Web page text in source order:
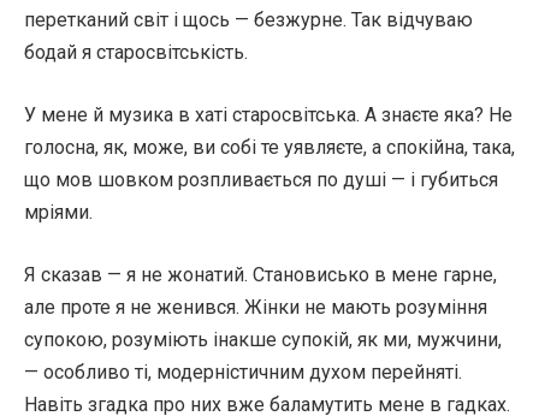
перетканий світ і щось — безжурне. Так відчуваю
бодай я старосвітськість.
У мене й музика в хаті старосвітська. А знаєте яка? Не
голосна, як, може, ви собі те уявляєте, а спокійна, така,
що мов шовком розпливається по душі — і губиться
мріями.
Я сказав — я не жонатий. Становисько в мене гарне,
але проте я не женився. Жінки не мають розуміння
супокою, розуміють інакше супокій, як ми, мужчини,
— особливо ті, модерністичним духом перейняті.
Навіть згадка про них вже баламутить мене в гадках.